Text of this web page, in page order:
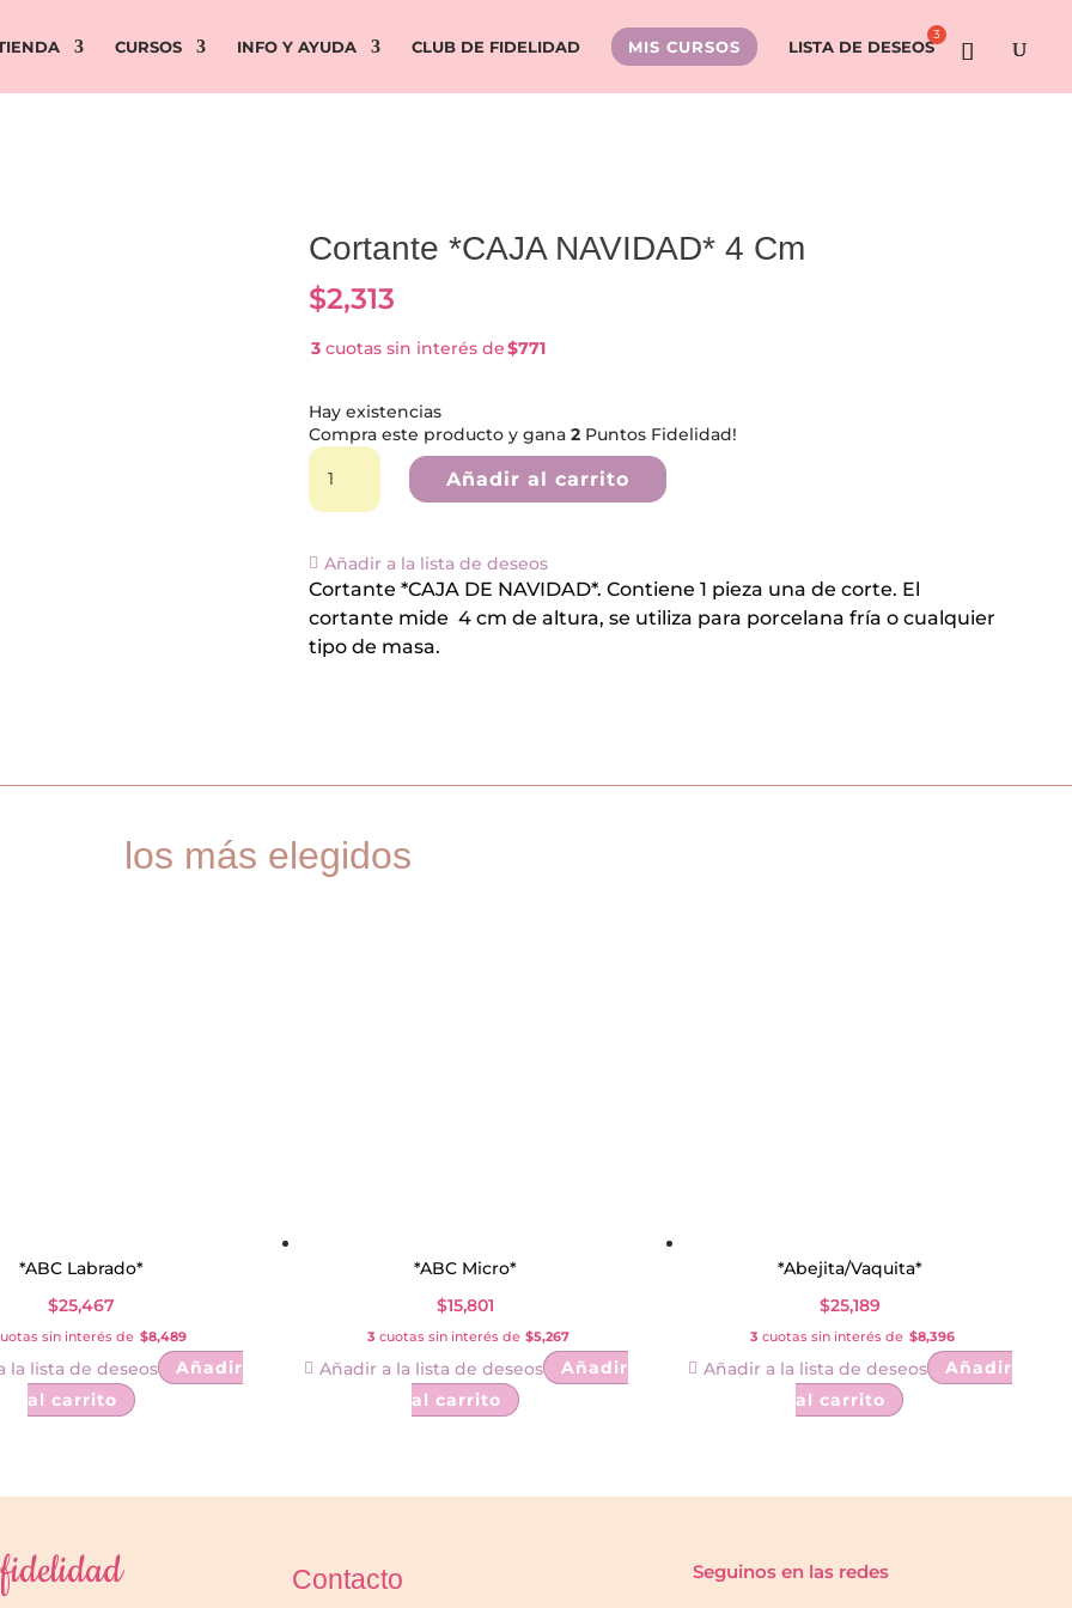
CURSOS INFO Y AYUDA CLUB DE FIDELIDAD MIS CURSOS LISTA DE DESEOS
Cortante *CAJA NAVIDAD* 4 Cm
$2,313
3cuotas sin interés de$771
Hay existencias
Compra este producto y gana 2Puntos Fidelidad!
Cortante
*CAJA
NAVIDAD*
cantidad
Añadir al carrito
Añadir a la lista de deseos
Cortante *CAJA DE NAVIDAD*. Contiene 1 pieza una de corte. El
cortante mide 4 cm de altura, se utiliza para porcelana fría o cualquier
tipo de masa.
los más elegidos
*ABC Labrado*
$25,467
sin interés de $8,489
la lista de deseos
Añadir
al carrito
*ABC Micro*
$15,801
3 cuotas sin interés de $5,267
Añadir a la lista de deseos
Añadir
al carrito
*Abejita/Vaquita*
$25,189
3 cuotas sin interés de $8,396
Añadir a la lista de deseos
Añadir
al carrito
Contacto Seguinos en las redes